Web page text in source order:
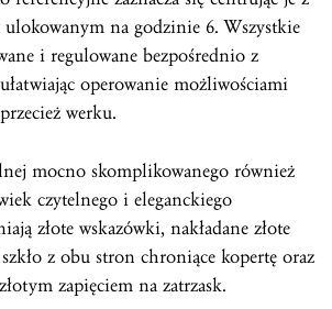
na godzinie 6. Wszystkie
i regulowane bezpośrednio z
operowanie możliwościami
werku.
mocno skomplikowanego również
czytelnego i eleganckiego
złote wskazówki, nakładane złote
z obu stron chroniące kopertę oraz
zapięciem na zatrzask.